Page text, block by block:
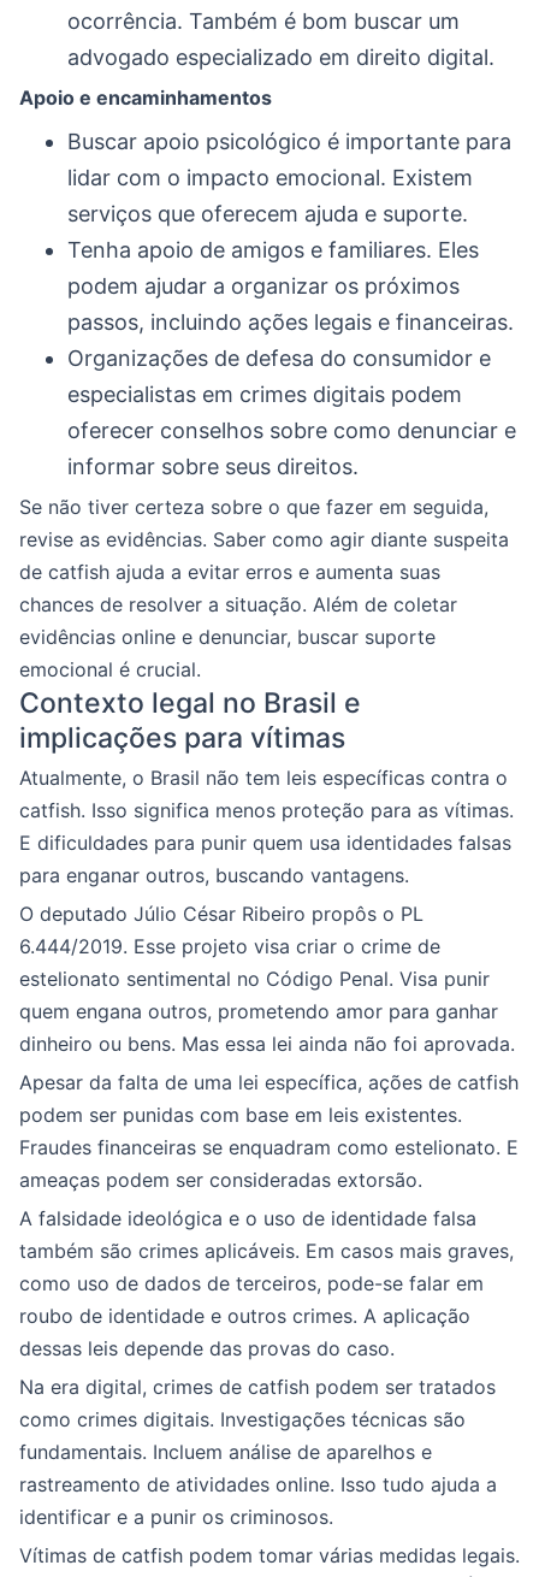
ocorrência. Também é bom buscar um
advogado especializado em direito digital.
Apoio e encaminhamentos
Buscar apoio psicológico é importante para
lidar com o impacto emocional. Existem
serviços que oferecem ajuda e suporte.
Tenha apoio de amigos e familiares. Eles
podem ajudar a organizar os próximos
passos, incluindo ações legais e financeiras.
Organizações de defesa do consumidor e
especialistas em crimes digitais podem
oferecer conselhos sobre como denunciar e
informar sobre seus direitos.
Se não tiver certeza sobre o que fazer em seguida,
revise as evidências. Saber como agir diante suspeita
de catfish ajuda a evitar erros e aumenta suas
chances de resolver a situação. Além de coletar
evidências online e denunciar, buscar suporte
emocional é crucial.
Contexto legal no Brasil e
implicações para vítimas
Atualmente, o Brasil não tem leis específicas contra o
catfish. Isso significa menos proteção para as vítimas.
E dificuldades para punir quem usa identidades falsas
para enganar outros, buscando vantagens.
O deputado Júlio César Ribeiro propôs o PL
6.444/2019. Esse projeto visa criar o crime de
estelionato sentimental no Código Penal. Visa punir
quem engana outros, prometendo amor para ganhar
dinheiro ou bens. Mas essa lei ainda não foi aprovada.
Apesar da falta de uma lei específica, ações de catfish
podem ser punidas com base em leis existentes.
Fraudes financeiras se enquadram como estelionato. E
ameaças podem ser consideradas extorsão.
A falsidade ideológica e o uso de identidade falsa
também são crimes aplicáveis. Em casos mais graves,
como uso de dados de terceiros, pode-se falar em
roubo de identidade e outros crimes. A aplicação
dessas leis depende das provas do caso.
Na era digital, crimes de catfish podem ser tratados
como crimes digitais. Investigações técnicas são
fundamentais. Incluem análise de aparelhos e
rastreamento de atividades online. Isso tudo ajuda a
identificar e a punir os criminosos.
Vítimas de catfish podem tomar várias medidas legais.